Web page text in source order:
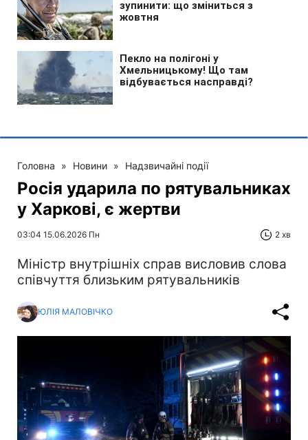
Головна » Новини » Надзвичайні події
Росія ударила по рятувальниках
у Харкові, є жертви
03:04 15.06.2026 Пн 2 хв
Міністр внутрішніх справ висловив слова
співчуття близьким рятувальників
ЮЛІЯ МАЛОВІЧКО